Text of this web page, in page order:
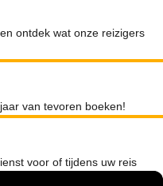
en ontdek wat onze reizigers
van tevoren boeken!
voor of tijdens uw reis